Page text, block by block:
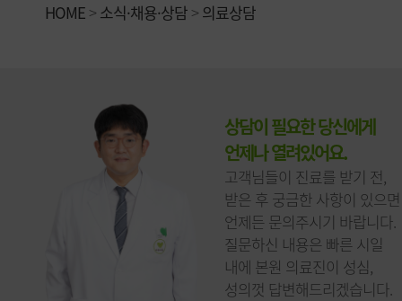
HOME > 소식·채용·상담 > 의료상담
상담이 필요한 당신에게
언제나 열려있어요.
고객님들이 진료를 받기 전,
받은 후 궁금한 사항이 있으면
언제든 문의주시기 바랍니다.
질문하신 내용은 빠른 시일
내에 본원 의료진이 성심,
성의껏 답변해드리겠습니다.